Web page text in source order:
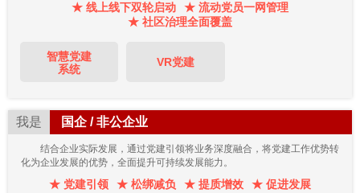
★ 线上线下双轮启动
★ 流动党员一网管理
★ 社区治理全面覆盖
智慧党建
系统
VR党建
我是 国企 / 非公企业
结合企业实际发展，通过党建引领将业务深度融合，将党建工作优势转
化为企业发展的优势，全面提升可持续发展能力。
★ 党建引领 ★ 松绑减负 ★ 提质增效 ★ 促进发展